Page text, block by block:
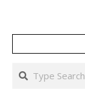
Search